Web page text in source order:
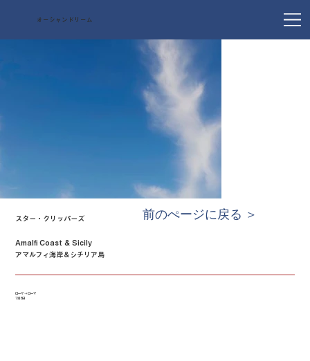
オーシャンドリーム
スター・クリッパーズ
Amalfi Coast & Sicily
アマルフィ海岸＆シチリア島
ローマ → ローマ
7泊8日
前のぺージに戻る ＞